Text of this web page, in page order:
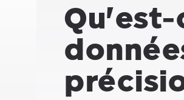
Qu'est-